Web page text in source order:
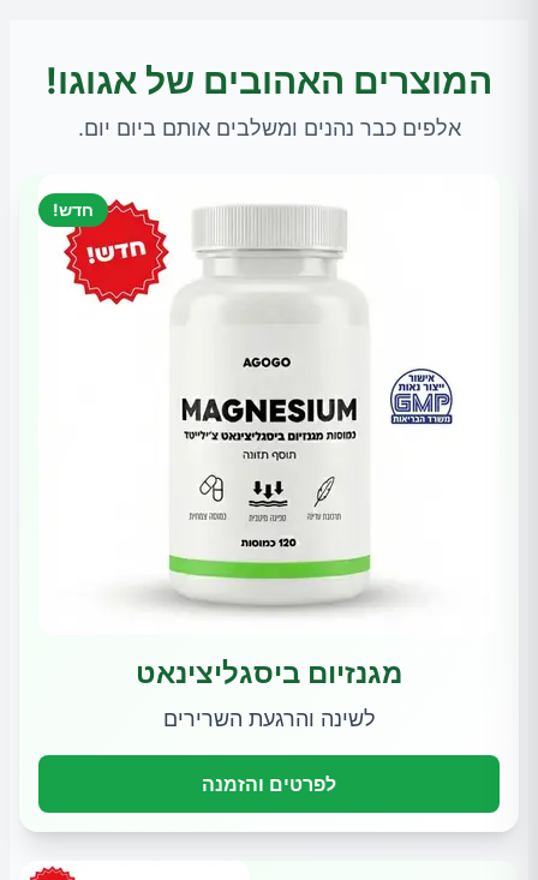
המוצרים האהובים של אגוגו!
אלפים כבר נהנים ומשלבים אותם ביום יום.
חדש!
מגנזיום ביסגליצינאט
לשינה והרגעת השרירים
לפרטים והזמנה